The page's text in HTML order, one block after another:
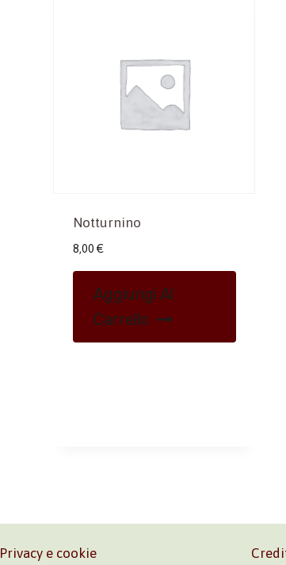
Notturnino
8,00 €
Aggiungi Al
Carrello
Privacy e cookie